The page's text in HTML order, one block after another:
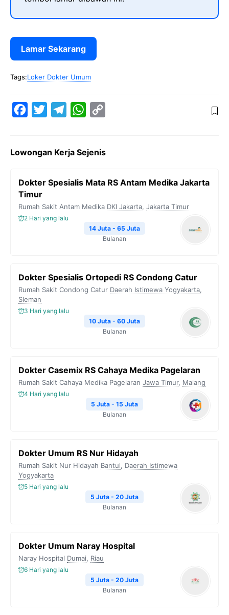
Lamar Sekarang
Tags:Loker Dokter Umum
e
o
k
t
e
e
r
a
m
W
t
A
p
y
n
Lowongan Kerja Sejenis
Dokter Spesialis Mata RS Antam Medika Jakarta
Timur
Rumah Sakit Antam Medika DKI Jakarta, Jakarta Timur
2 Hari yang lalu
14 Juta - 65 Juta
Bulanan
Dokter Spesialis Ortopedi RS Condong Catur
Rumah Sakit Condong Catur Daerah Istimewa Yogyakarta,
Sleman
3 Hari yang lalu
10 Juta - 60 Juta
Bulanan
Dokter Casemix RS Cahaya Medika Pagelaran
Rumah Sakit Cahaya Medika Pagelaran Jawa Timur, Malang
4 Hari yang lalu
5 Juta - 15 Juta
Bulanan
Dokter Umum RS Nur Hidayah
Rumah Sakit Nur Hidayah Bantul, Daerah Istimewa
Yogyakarta
5 Hari yang lalu
5 Juta - 20 Juta
Bulanan
Dokter Umum Naray Hospital
Naray Hospital Dumai, Riau
6 Hari yang lalu
5 Juta - 20 Juta
Bulanan